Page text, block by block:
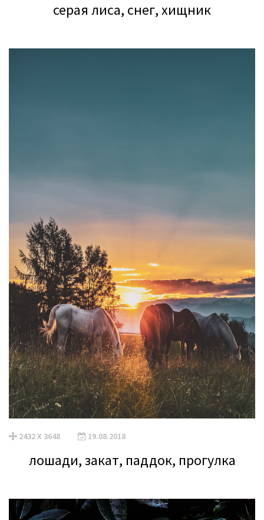
серая лиса, снег, хищник
2432 X 3648 19.08.2018
лошади, закат, паддок, прогулка